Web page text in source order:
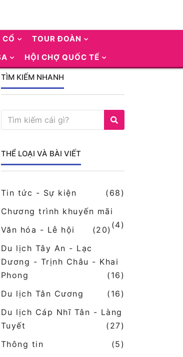
TOUR ĐOÀN
HỘI CHỢ QUỐC TẾ
TÌM KIẾM NHANH
THỂ LOẠI VÀ BÀI VIẾT
Tin tức - Sự kiện
(68)
Chương trình khuyến mãi
(4)
Văn hóa - Lễ hội
(20)
Du lịch Tây An - Lạc
Dương - Trịnh Châu - Khai
Phong
(16)
Du lịch Tân Cương
(16)
Du lịch Cáp Nhĩ Tân - Làng
Tuyết
(27)
Thông tin
(5)